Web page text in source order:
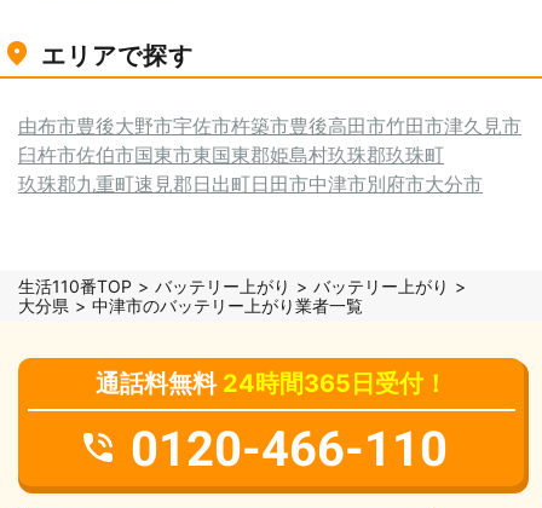
エリアで探す
由布市豊後大野市宇佐市杵築市豊後高田市竹田市津久見市
臼杵市佐伯市国東市東国東郡姫島村玖珠郡玖珠町
玖珠郡九重町速見郡日出町日田市中津市別府市大分市
生活110番TOP バッテリー上がり
バッテリー上がり
大分県
中津市のバッテリー上がり業者一覧
通話料無料 24時間365日受付！
0120-466-110